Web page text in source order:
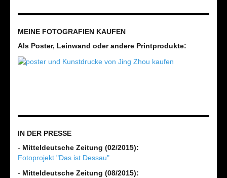
MEINE FOTOGRAFIEN KAUFEN
Als Poster, Leinwand oder andere Printprodukte:
IN DER PRESSE
- Mitteldeutsche Zeitung (02/2015):
Fotoprojekt "Das ist Dessau"
- Mitteldeutsche Zeitung (08/2015):